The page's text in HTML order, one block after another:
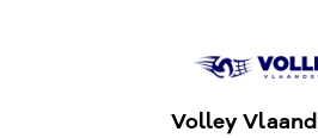
Volley